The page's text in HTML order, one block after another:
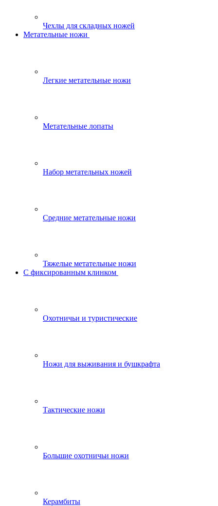
Чехлы для складных ножей
Метательные ножи
Легкие метательные ножи
Метательные лопаты
Набор метательных ножей
Средние метательные ножи
Тяжелые метательные ножи
С фиксированным клинком
Охотничьи и туристические
Ножи для выживания и бушкрафта
Тактические ножи
Большие охотничьи ножи
Керамбиты